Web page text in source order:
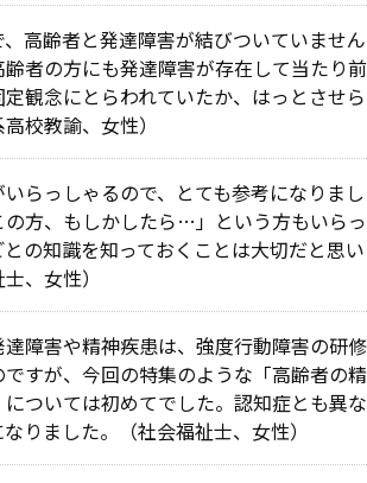
高齢者と発達障害が結びついていません
者の方にも発達障害が存在して当たり前
観念にとらわれていたか、はっとさせら
校教諭、女性）
らっしゃるので、とても参考になりまし
の方、もしかしたら…」という方もいらっ
の知識を知っておくことは大切だと思い
、女性）
障害や精神疾患は、強度行動障害の研修
すが、今回の特集のような「高齢者の精
ついては初めてでした。認知症とも異な
りました。（社会福祉士、女性）